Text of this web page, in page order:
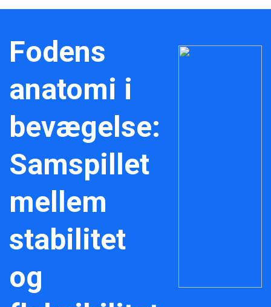
Fodens
anatomi i
bevægelse:
Samspillet
mellem
stabilitet
og